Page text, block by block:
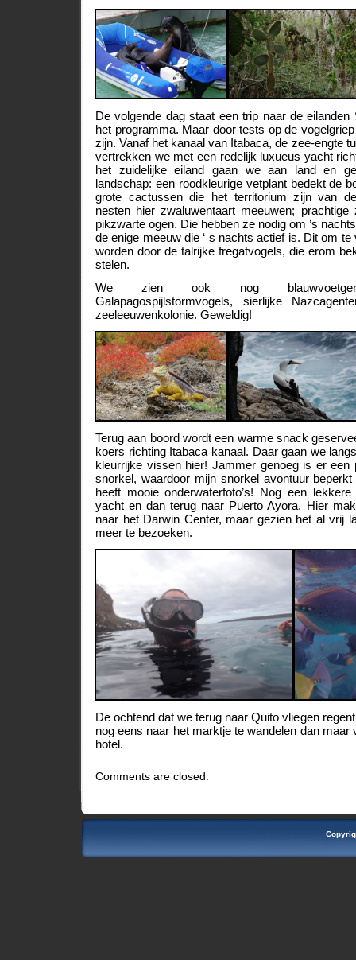
De volgende dag staat een trip naar de
het programma. Maar door tests op de
zijn. Vanaf het kanaal van Itabaca, de zee-engte
vertrekken we met een redelijk luxueus yacht
het zuidelijke eiland gaan we aan land en
landschap: een roodkleurige vetplant bedekt de
grote cactussen die het territorium zijn van
nesten hier zwaluwentaart meeuwen;
pikzwarte ogen. Die hebben ze nodig om ’s
de enige meeuw die ‘ s nachts actief is. Dit om
worden door de talrijke fregatvogels, die erom
stelen.
We zien ook nog
Galapagospijlstormvogels, sierlijke
zeeleeuwenkolonie. Geweldig!
Terug aan boord wordt een warme snack
koers richting Itabaca kanaal. Daar gaan we
kleurrijke vissen hier! Jammer genoeg is er een
snorkel, waardoor mijn snorkel avontuur
heeft mooie onderwaterfoto’s! Nog een
yacht en dan terug naar Puerto Ayora. Hier
naar het Darwin Center, maar gezien het al vrij
meer te bezoeken.
De ochtend dat we terug naar Quito vliegen
nog eens naar het marktje te wandelen dan maar
hotel.
Comments are closed.